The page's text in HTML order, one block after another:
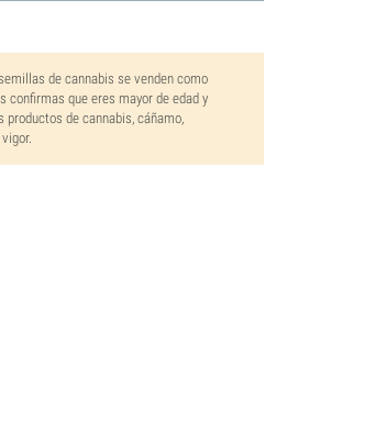
de cannabis se venden como
que eres mayor de edad y
de cannabis, cáñamo,